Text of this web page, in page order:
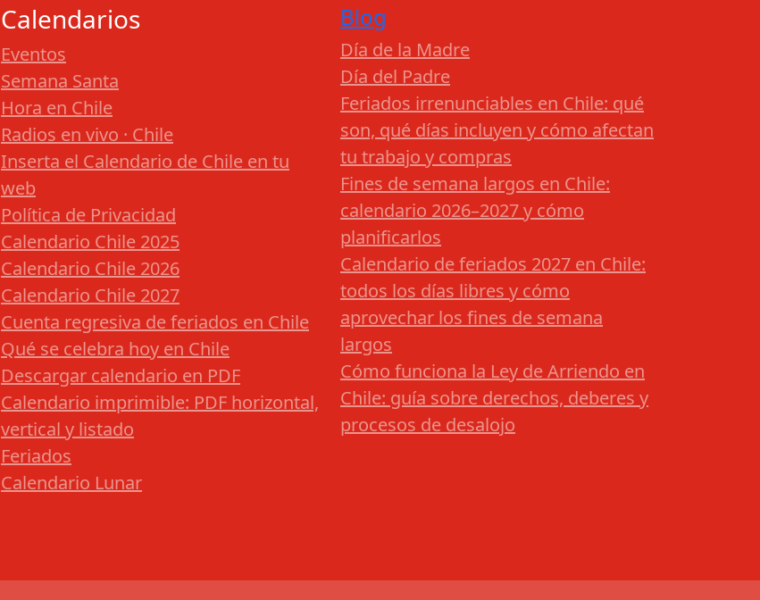
Calendarios
Eventos
Semana Santa
Hora en Chile
Radios en vivo · Chile
Inserta el Calendario de Chile en tu
web
Política de Privacidad
Calendario Chile 2025
Calendario Chile 2026
Calendario Chile 2027
Cuenta regresiva de feriados en Chile
Qué se celebra hoy en Chile
Descargar calendario en PDF
Calendario imprimible: PDF horizontal,
vertical y listado
Feriados
Calendario Lunar
Blog
Día de la Madre
Día del Padre
Feriados irrenunciables en Chile: qué
son, qué días incluyen y cómo afectan
tu trabajo y compras
Fines de semana largos en Chile:
calendario 2026–2027 y cómo
planificarlos
Calendario de feriados 2027 en Chile:
todos los días libres y cómo
aprovechar los fines de semana
largos
Cómo funciona la Ley de Arriendo en
Chile: guía sobre derechos, deberes y
procesos de desalojo